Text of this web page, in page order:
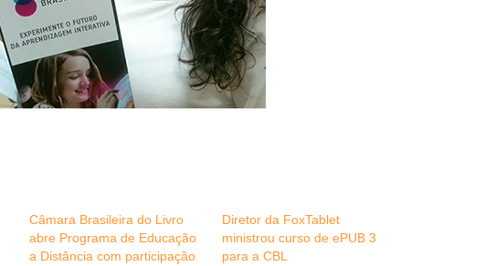
Câmara Brasileira do Livro
abre Programa de Educação
a Distância com participação
Diretor da FoxTablet
ministrou curso de ePUB 3
para a CBL